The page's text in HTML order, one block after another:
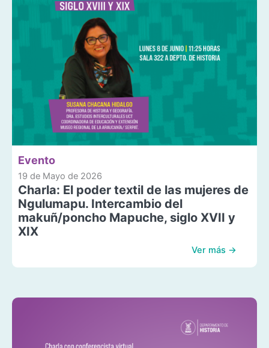
Evento
19 de Mayo de 2026
Charla: El poder textil de las mujeres de
Ngulumapu. Intercambio del
makuñ/poncho Mapuche, siglo XVII y
XIX
Ver más →